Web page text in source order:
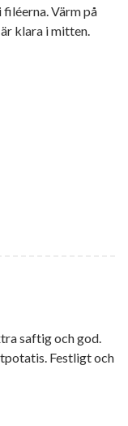
saftig och god.
Festligt och
filéerna. Värm på
klara i mitten.